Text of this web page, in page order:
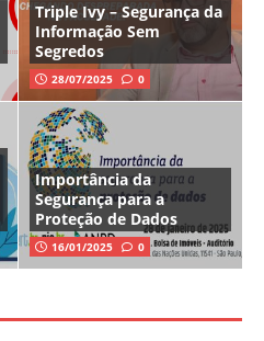
Triple Ivy – Segurança da
Informação Sem
Segredos
28/07/2025 0
Importância da
Segurança para a
Proteção de Dados
16/01/2025 0